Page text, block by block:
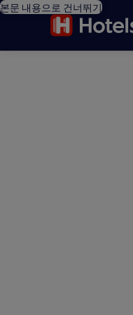
본문 내용으로 건너뛰기